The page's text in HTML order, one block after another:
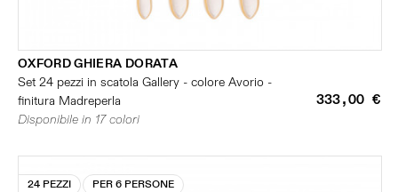
OXFORD GHIERA DORATA
Set 24 pezzi in scatola Gallery - colore Avorio -
finitura Madreperla
333,00 €
Disponibile in 17 colori
24 PEZZI PER 6 PERSONE